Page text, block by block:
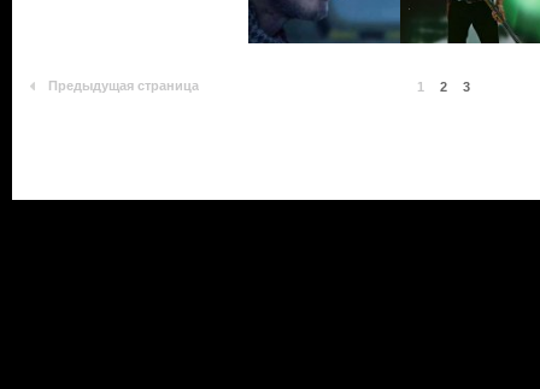
Предыдущая страница 1 2 3